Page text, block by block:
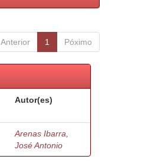
Anterior 1 Póximo
Autor(es)
Arenas Ibarra,
José Antonio